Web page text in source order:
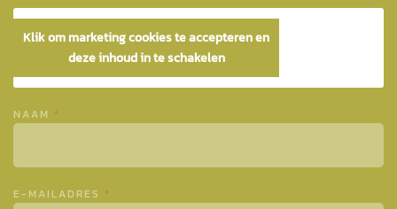
Klik om marketing cookies te accepteren en
deze inhoud in te schakelen
NAAM *
E-MAILADRES *